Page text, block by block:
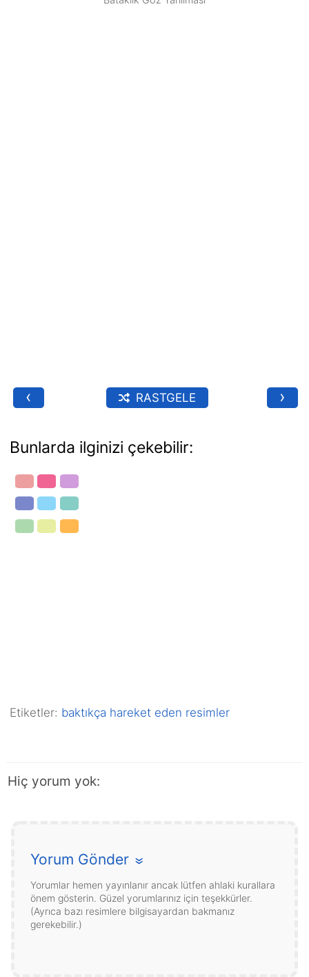
‹ ›
RASTGELE
Bunlarda ilginizi çekebilir:
Etiketler: baktıkça hareket eden resimler
Hiç yorum yok:
Yorum Gönder »
Yorumlar hemen yayınlanır ancak lütfen ahlaki kurallara
önem gösterin. Güzel yorumlarınız için teşekkürler.
(Ayrıca bazı resimlere bilgisayardan bakmanız
gerekebilir.)